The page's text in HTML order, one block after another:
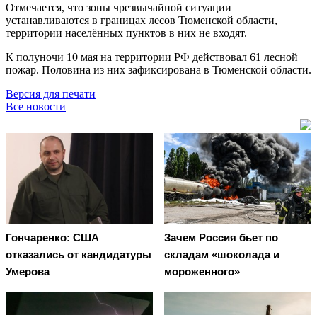
Отмечается, что зоны чрезвычайной ситуации
устанавливаются в границах лесов Тюменской области,
территории населённых пунктов в них не входят.
К полуночи 10 мая на территории РФ действовал 61 лесной
пожар. Половина из них зафиксирована в Тюменской области.
Версия для печати
Все новости
Гончаренко: США
отказались от кандидатуры
Умерова
Зачем Россия бьет по
складам «шоколада и
мороженного»